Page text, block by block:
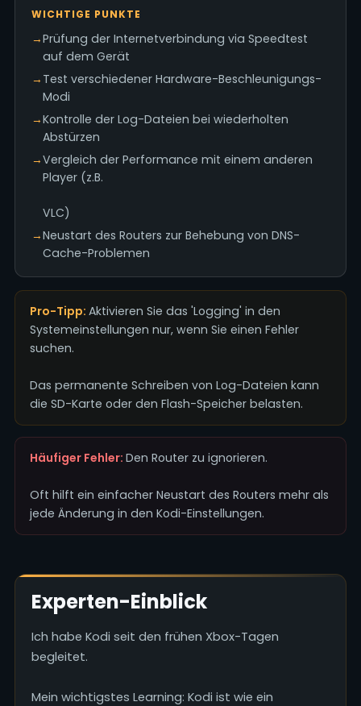
WICHTIGE PUNKTE
→Prüfung der Internetverbindung via Speedtest
auf dem Gerät
→ Test verschiedener Hardware-Beschleunigungs-
Modi
→Kontrolle der Log-Dateien bei wiederholten
Abstürzen
→Vergleich der Performance mit einem anderen
Player (z.B.
VLC)
→Neustart des Routers zur Behebung von DNS-
Cache-Problemen
Pro-Tipp: Aktivieren Sie das 'Logging' in den
Systemeinstellungen nur, wenn Sie einen Fehler
suchen.
Das permanente Schreiben von Log-Dateien kann
die SD-Karte oder den Flash-Speicher belasten.
Häufiger Fehler: Den Router zu ignorieren.
Oft hilft ein einfacher Neustart des Routers mehr als
jede Änderung in den Kodi-Einstellungen.
Experten-Einblick
Ich habe Kodi seit den frühen Xbox-Tagen
begleitet.
Mein wichtigstes Learning: Kodi ist wie ein